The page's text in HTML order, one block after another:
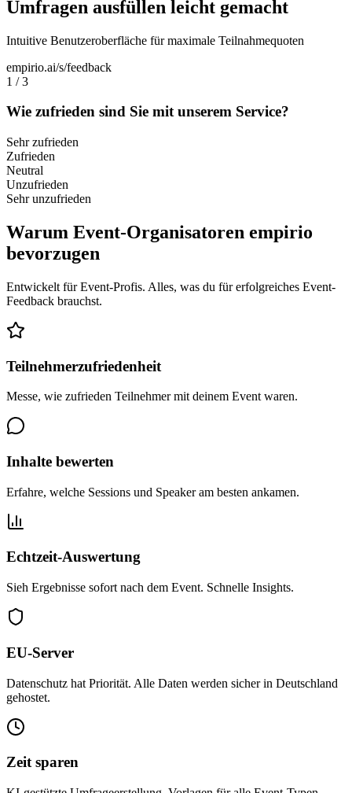
Umfragen ausfüllen leicht gemacht
Intuitive Benutzeroberfläche für maximale Teilnahmequoten
empirio.ai/s/feedback
1 /3
Wie zufrieden sind Sie mit unserem Service?
Sehr zufrieden
Zufrieden
Neutral
Unzufrieden
Sehr unzufrieden
Warum Event-Organisatoren empirio
bevorzugen
Entwickelt für Event-Profis. Alles, was du für erfolgreiches Event-
Feedback brauchst.
Teilnehmerzufriedenheit
Messe, wie zufrieden Teilnehmer mit deinem Event waren.
Inhalte bewerten
Erfahre, welche Sessions und Speaker am besten ankamen.
Echtzeit-Auswertung
Sieh Ergebnisse sofort nach dem Event. Schnelle Insights.
EU-Server
Datenschutz hat Priorität. Alle Daten werden sicher in Deutschland
gehostet.
Zeit sparen